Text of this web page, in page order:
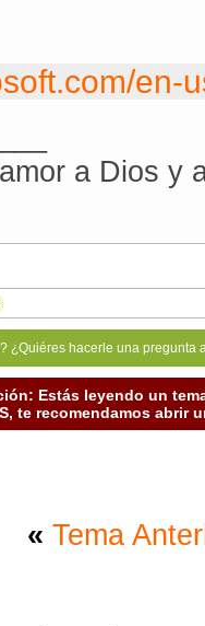
en-
a Dios y
¿Quiéres hacerle una
Estás leyendo un
te recomendamos abrir
« Tema